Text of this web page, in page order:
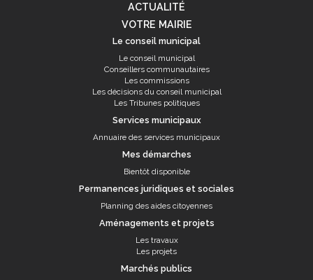
ACTUALITÉ
VOTRE MAIRIE
Le conseil municipal
Le conseil municipal
Conseillers communautaires
Les commissions
Les décisions du conseil municipal
Les Tribunes politiques
Services municipaux
Annuaire des services municipaux
Mes démarches
Bientôt disponible
Permanences juridiques et sociales
Planning des aides citoyennes
Aménagements et projets
Les travaux
Les projets
Marchés publics